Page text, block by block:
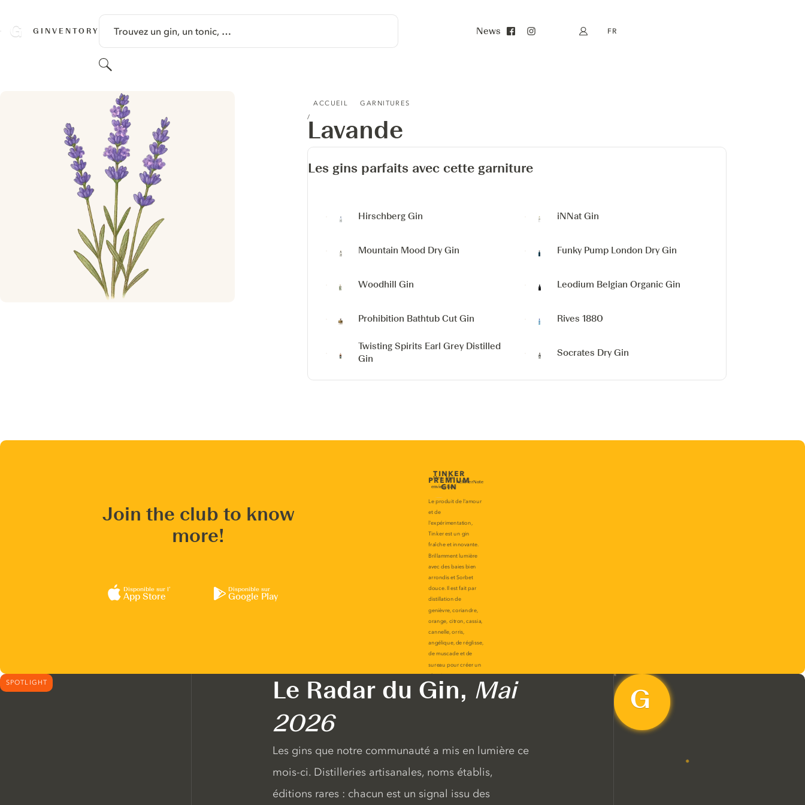
GINVENTORY Trouvez un gin, un tonic, …
Rechercher
News Mon compte
FR
ACCUEIL GARNITURES
Lavande
Les gins parfaits avec cette garniture
Hirschberg Gin iNNat Gin
Mountain Mood Dry Gin Funky Pump London Dry Gin
Woodhill Gin Leodium Belgian Organic Gin
Prohibition Bathtub Cut Gin Rives 1880
Twisting Spirits Earl Grey Distilled
Gin
Socrates Dry Gin
Join the club to know
more!
Disponible sur l’
App Store
Disponible sur
Google Play
SPOTLIGHT Le Radar du Gin, Mai
2026
Les gins que notre communauté a mis en lumière ce
mois-ci. Distilleries artisanales, noms établis,
éditions rares : chacun est un signal issu des